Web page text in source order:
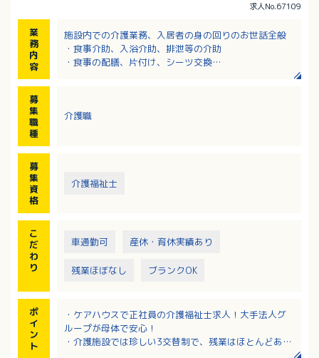
求人No.67109
業
務
内
容
施設内での介護業務、入居者の身の回りのお世話全般
・食事介助、入浴介助、排泄等の介助
・食事の配膳、片付け、シーツ交換
募
集
職
種
介護職
募
集
資
格
介護福祉士
こ
だ
わ
り
車通勤可 産休・育休実績あり
残業ほぼなし ブランクOK
ポ
イ
ン
ト
・ケアハウスで正社員の介護福祉士求人！大手法人グ
ループが母体で安心！
・介護施設では珍しい3交替制で、残業はほとんどあり